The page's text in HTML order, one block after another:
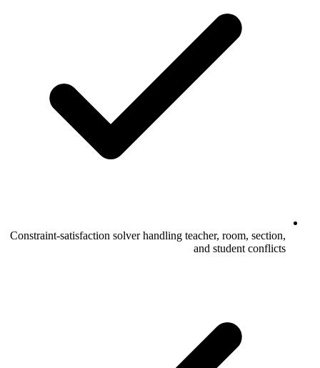
Constraint-satisfaction solver handling teacher, room, section,
and student conflicts